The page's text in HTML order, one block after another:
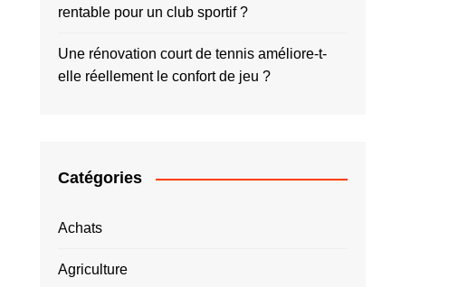
rentable pour un club sportif ?
Une rénovation court de tennis améliore-t-
elle réellement le confort de jeu ?
Catégories
Achats
Agriculture